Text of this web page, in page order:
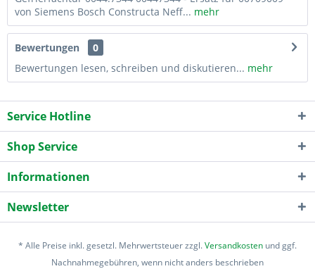
von Siemens Bosch Constructa Neff... mehr
Bewertungen
0
Bewertungen lesen, schreiben und diskutieren... mehr
Service Hotline
Shop Service
Informationen
Newsletter
* Alle Preise inkl. gesetzl. Mehrwertsteuer zzgl.Versandkosten und ggf.
Nachnahmegebühren, wenn nicht anders beschrieben